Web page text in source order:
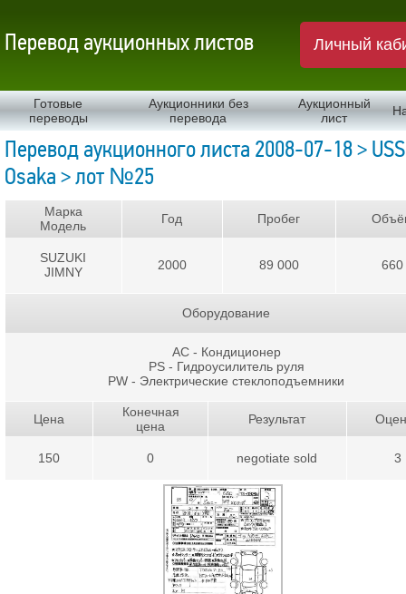
Перевод аукционных листов Личный
Готовые
переводы
Аукционники без
перевода
Аукционный
лист
Перевод аукционного листа 2008-07-18 > USS
Osaka > лот №25
Марка
Модель
SUZUKI
JIMNY
Год
2000
Пробег
89 000 660
Оборудование
AC - Кондиционер
PS - Гидроусилитель руля
PW - Электрические стеклоподъемники
Цена
150
Конечная
цена
0
Результат
negotiate sold 3